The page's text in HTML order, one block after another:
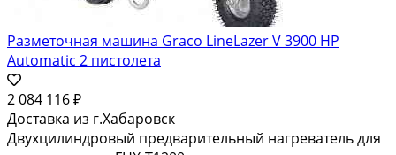
Разметочная машина Graco LineLazer V 3900 HP
Automatic 2 пистолета
2 084 116 ₽
Доставка из г.Хабаровск
Двухцилиндровый предварительный нагреватель для